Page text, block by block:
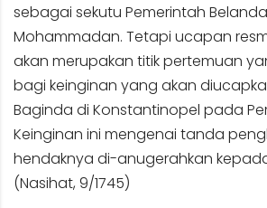
sebagai sekutu Pemerintah
Mohammadan. Tetapi ucapan
akan merupakan titik pertemuan
bagi keinginan yang akan
Baginda di Konstantinopel pada
Keinginan ini mengenai tanda
hendaknya di-anugerahkan
(Nasihat, 9/1745)